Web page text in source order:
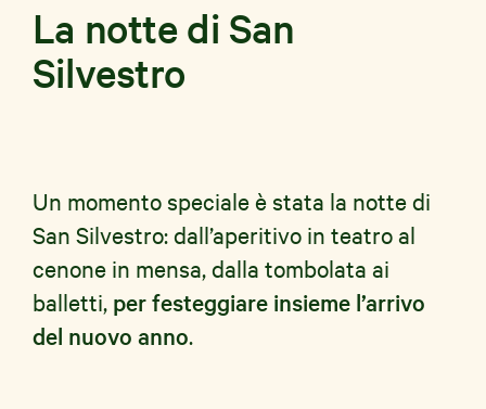
La notte di San
Silvestro
Un momento speciale è stata la notte di
San Silvestro: dall’aperitivo in teatro al
cenone in mensa, dalla tombolata ai
balletti, per festeggiare insieme l’arrivo
del nuovo anno.